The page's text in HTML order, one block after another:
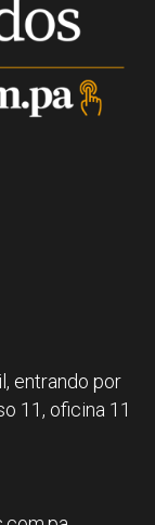
entrando por
11, oficina 11